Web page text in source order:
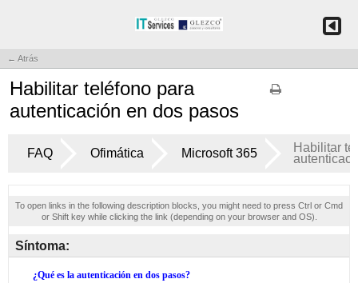
← Atrás
Habilitar teléfono para
autenticación en dos pasos
FAQ Ofimática Microsoft 365
Habilitar
To open links in the following description blocks, you might need to press Ctrl or Cmd
or Shift key while clicking the link (depending on your browser and OS).
Síntoma: